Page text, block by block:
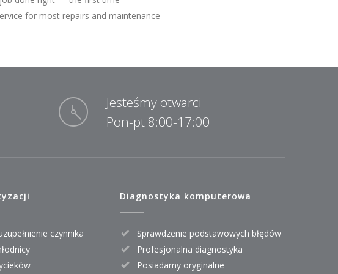
for most repairs and maintenance
Jesteśmy otwarci
Pon-pt 8:00-17:00
czynnika
Diagnostyka komputerowa
Sprawdzenie podstawowych błędów
Profesjonalna diagnostyka
Posiadamy oryginalne